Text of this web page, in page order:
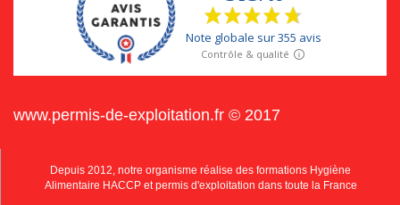
www.permis-de-exploitation.fr © 2017
Depuis 2012, notre organisme réalise des formations Hygiène
Alimentaire HACCP et permis d'exploitation dans toute la France